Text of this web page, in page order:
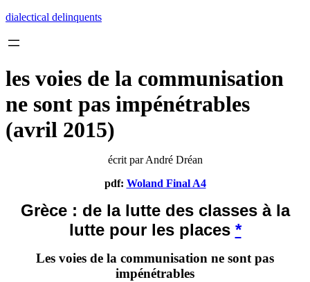
Skip
content
dialectical delinquents
les voies de la communisation
ne sont pas impénétrables
(avril 2015)
écrit par André Dréan
pdf: Woland Final A4
Grèce : de la lutte des classes à la
lutte pour les places *
Les voies de la communisation ne sont pas
impénétrables